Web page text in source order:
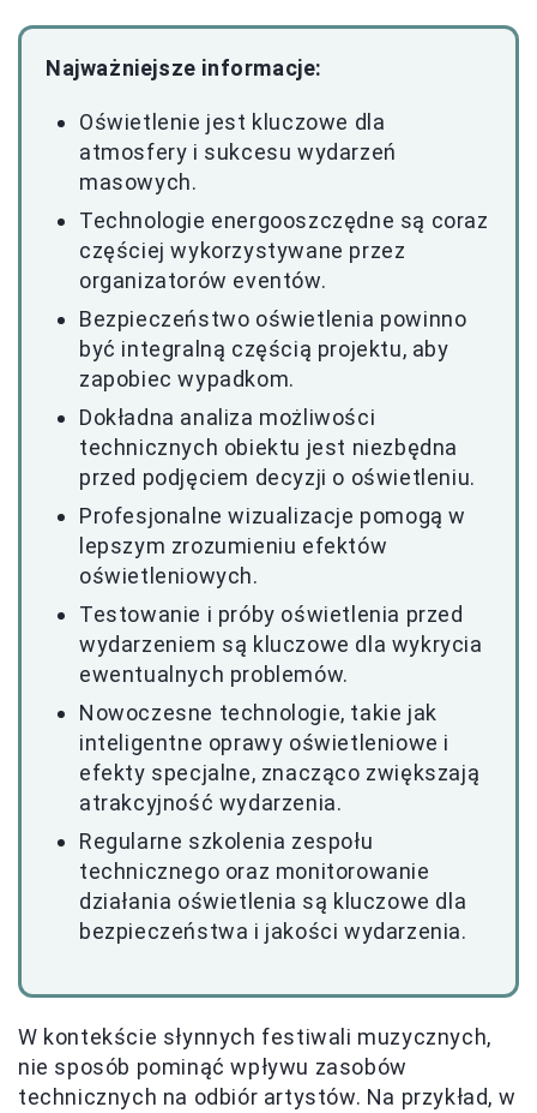
Najważniejsze informacje:
Oświetlenie jest kluczowe dla
atmosfery i sukcesu wydarzeń
masowych.
Technologie energooszczędne są coraz
częściej wykorzystywane przez
organizatorów eventów.
Bezpieczeństwo oświetlenia powinno
być integralną częścią projektu, aby
zapobiec wypadkom.
Dokładna analiza możliwości
technicznych obiektu jest niezbędna
przed podjęciem decyzji o oświetleniu.
Profesjonalne wizualizacje pomogą w
lepszym zrozumieniu efektów
oświetleniowych.
Testowanie i próby oświetlenia przed
wydarzeniem są kluczowe dla wykrycia
ewentualnych problemów.
Nowoczesne technologie, takie jak
inteligentne oprawy oświetleniowe i
efekty specjalne, znacząco zwiększają
atrakcyjność wydarzenia.
Regularne szkolenia zespołu
technicznego oraz monitorowanie
działania oświetlenia są kluczowe dla
bezpieczeństwa i jakości wydarzenia.
W kontekście słynnych festiwali muzycznych,
nie sposób pominąć wpływu zasobów
technicznych na odbiór artystów. Na przykład, w